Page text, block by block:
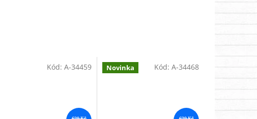
Kód:A-34459 Novinka Kód: A-34468